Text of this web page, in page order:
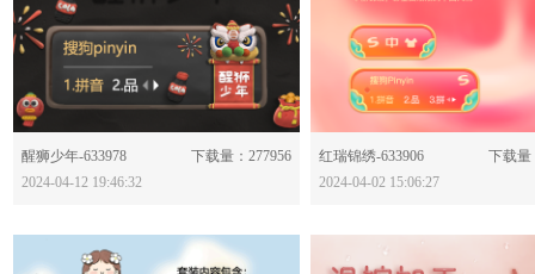
分享：
醒狮少年-633978
下载量：277956
2024-04-12 19:46:32
分享：
红瑞锦绣-633906
下载量
2024-04-02 15:06:27